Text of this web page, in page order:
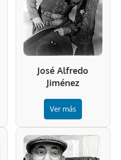
José Alfredo
Jiménez
Ver más